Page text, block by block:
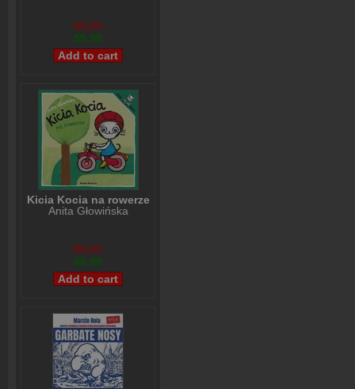
$8,00
$5,99
Kicia Kocia na rowerze
Anita Głowińska
$8,00
$6,99